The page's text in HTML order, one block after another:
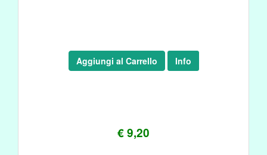
€ 9,20
Aggiungi al Carrello Info